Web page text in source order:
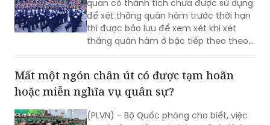
quân hàm trước thời hạn?
(PLVN) - Bộ Quốc phòng cho biết, sĩ
quan có thành tích chưa được sử dụng
thì được bảo lưu để xem xét khi xét
thăng quân hàm ở bậc tiếp theo theo
quy định của Thông tư số 18/2025/TT-
BQP.
Mất một ngón chân út có được tạm hoãn